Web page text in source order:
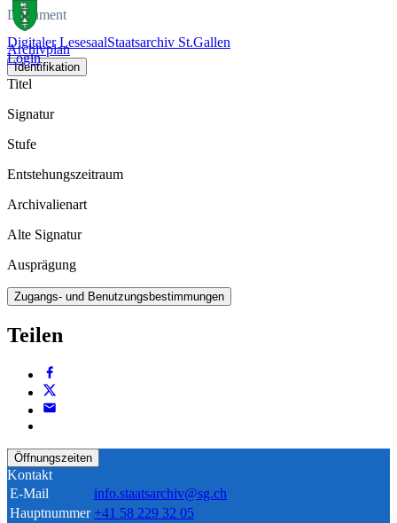
Digitaler LesesaalStaatsarchiv St.Gallen
Login
Dokument
Archivplan
Identifikation
Titel
Signatur
Stufe
Entstehungszeitraum
Archivalienart
Alte Signatur
Ausprägung
Zugangs- und Benutzungsbestimmungen
Teilen
Öffnungszeiten
Kontakt
E-Mail
info.staatsarchiv@sg.ch
Hauptnummer +41 58 229 32 05